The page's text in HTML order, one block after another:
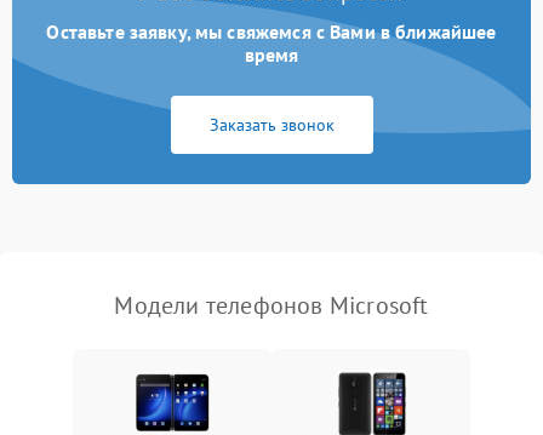
Оставьте заявку, мы свяжемся с Вами в ближайшее
время
Заказать звонок
Модели телефонов Microsoft